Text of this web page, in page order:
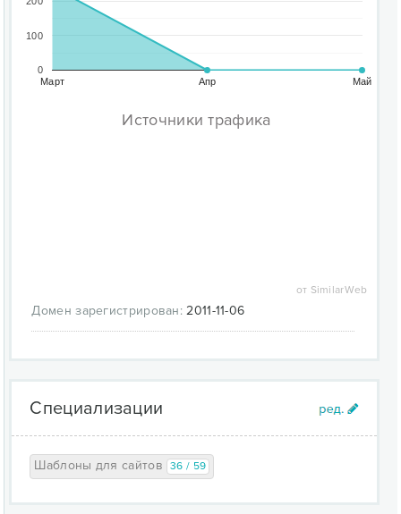
Март Апр Май
0
100
Источники трафика
от SimilarWeb
Домен зарегистрирован: 2011-11-06
Специализации
Шаблоны для сайтов 36 / 59